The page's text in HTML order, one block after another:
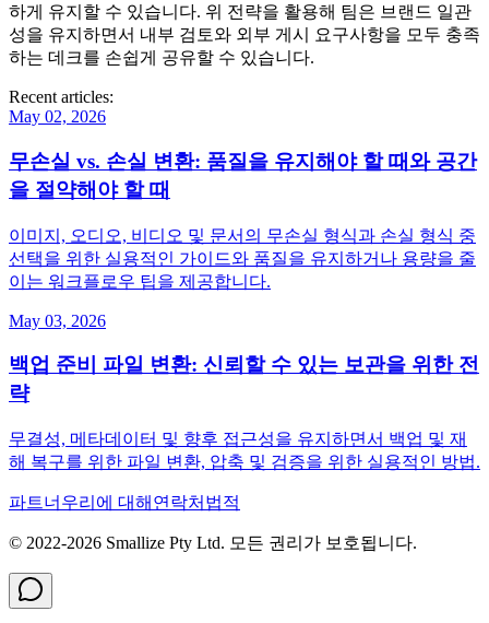
하게 유지할 수 있습니다. 위 전략을 활용해 팀은 브랜드 일관
성을 유지하면서 내부 검토와 외부 게시 요구사항을 모두 충족
하는 데크를 손쉽게 공유할 수 있습니다.
Recent articles:
May 02, 2026
무손실 vs. 손실 변환: 품질을 유지해야 할 때와 공간
을 절약해야 할 때
이미지, 오디오, 비디오 및 문서의 무손실 형식과 손실 형식 중
선택을 위한 실용적인 가이드와 품질을 유지하거나 용량을 줄
이는 워크플로우 팁을 제공합니다.
May 03, 2026
백업 준비 파일 변환: 신뢰할 수 있는 보관을 위한 전
략
무결성, 메타데이터 및 향후 접근성을 유지하면서 백업 및 재
해 복구를 위한 파일 변환, 압축 및 검증을 위한 실용적인 방법.
파트너 우리에 대해 연락처 법적
© 2022-2026 Smallize Pty Ltd. 모든 권리가 보호됩니다.